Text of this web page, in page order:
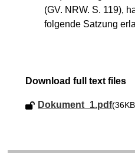
(GV. NRW. S. 119),
folgende Satzung
Download full text files
Dokument_1.pdf